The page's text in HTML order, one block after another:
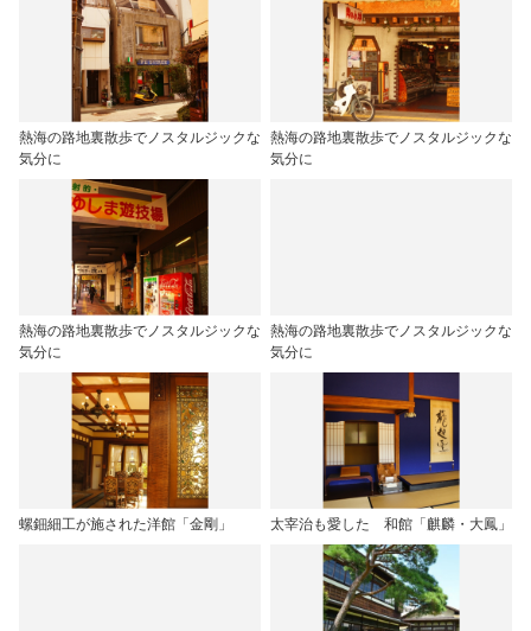
熱海の路地裏散歩でノスタルジックな
気分に
熱海の路地裏散歩でノスタルジックな
気分に
熱海の路地裏散歩でノスタルジックな
気分に
熱海の路地裏散歩でノスタルジックな
気分に
螺鈿細工が施された洋館「金剛」 太宰治も愛した 和館「麒麟・大鳳」